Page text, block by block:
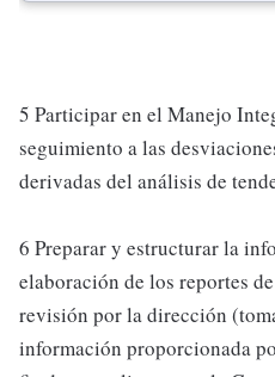
5 Participar en el Manejo
seguimiento a las
derivadas del análisis de
6 Preparar y estructurar la
elaboración de los reportes
revisión por la dirección
información proporcionada